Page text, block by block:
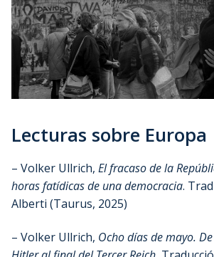
Lecturas sobre Europa
– Volker Ullrich, El fracaso de la
horas fatídicas de una democracia.
Alberti (Taurus, 2025)
– Volker Ullrich, Ocho días de mayo.